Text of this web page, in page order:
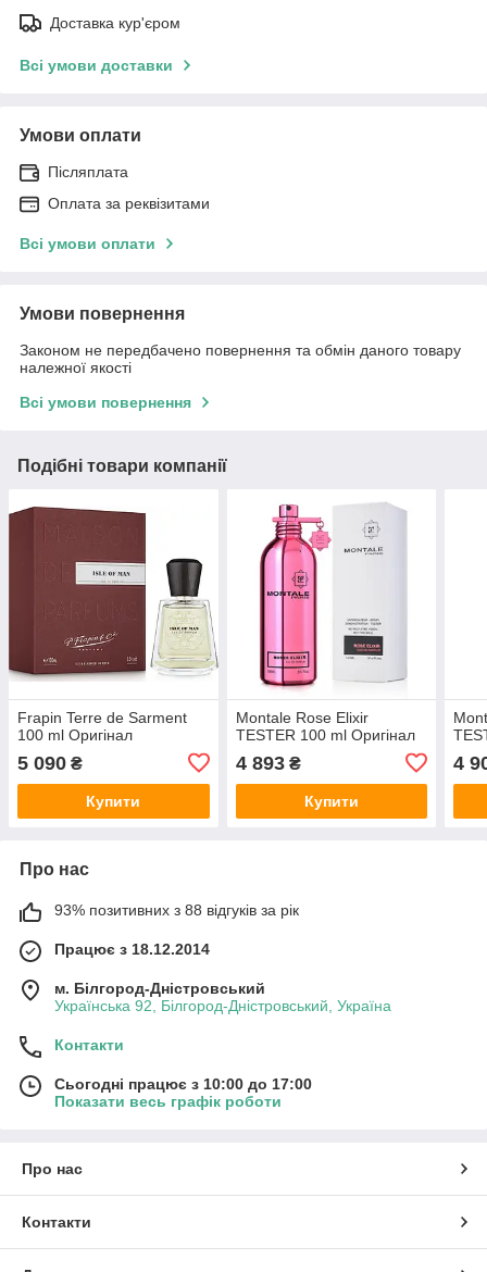
Доставка кур'єром
Всі умови доставки
Умови оплати
Післяплата
Оплата за реквізитами
Всі умови оплати
Умови повернення
Законом не передбачено повернення та обмін даного товару
належної якості
Всі умови повернення
Подібні товари компанії
Frapin Terre de Sarment
100 ml Оригінал
5 090 ₴
Купити
Montale Rose Elixir
TESTER 100 ml Оригінал
4 893₴
Купити
4
Про нас
93% позитивних з 88 відгуків за рік
Працює з 18.12.2014
м. Білгород-Дністровський
Українська 92, Білгород-Дністровський, Україна
Контакти
Сьогодні працює з 10:00 до 17:00
Показати весь графік роботи
Про нас
Контакти